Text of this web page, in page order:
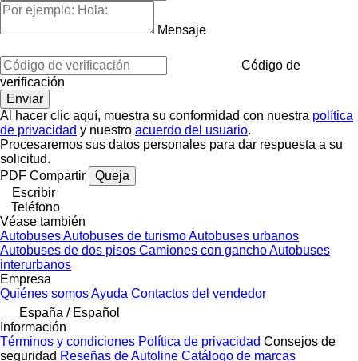
Mensaje
Código de
verificación
Al hacer clic aquí, muestra su conformidad con nuestra política
de privacidad y nuestro acuerdo del usuario.
Procesaremos sus datos personales para dar respuesta a su
solicitud.
PDF Compartir
Queja
Escribir
Teléfono
Véase también
AutobusesAutobuses de turismoAutobuses urbanos
Autobuses de dos pisos Camiones con ganchoAutobuses
interurbanos
Empresa
Quiénes somosAyuda Contactos del vendedor
España / Español
Información
Términos y condiciones Política de privacidad Consejos de
seguridad Reseñas de Autoline Catálogo de marcas